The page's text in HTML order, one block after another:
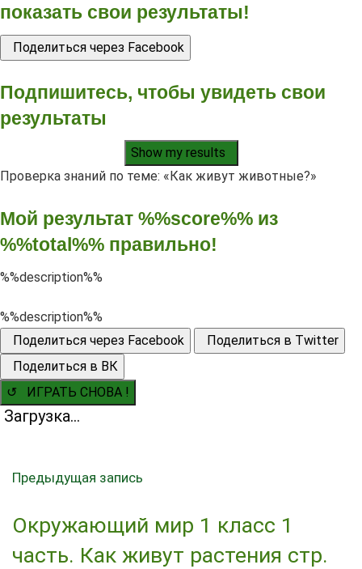
показать свои результаты!
Поделиться через Facebook
Подпишитесь, чтобы увидеть свои
результаты
Show my results
Проверка знаний по теме: «Как живут животные?»
Мой результат %%score%% из
%%total%% правильно!
%%description%%
%%description%%
Поделиться через Facebook
Поделиться в Twitter
Поделиться в ВК
↺ ИГРАТЬ СНОВА !
Загрузка...
Предыдущая запись
Окружающий мир 1 класс 1
часть. Как живут растения стр.